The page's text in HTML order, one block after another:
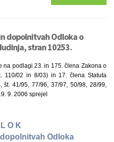
dopolnitvah Odloka o
stran 10253.
na podlagi 23. in 175. člena Zakona o
110/02 in 8/03) in 17. člena Statuta
41/95, 77/96, 37/97, 50/98, 28/99,
9. 2006 sprejel
O K
Odloka